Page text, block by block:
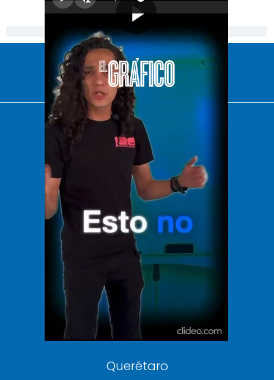
[Publicidad]
El Universal
Vive USA
Clase
De 10 sports
DeDinero
Confabulario
Aviso Oportuno
Consultas
Querétaro